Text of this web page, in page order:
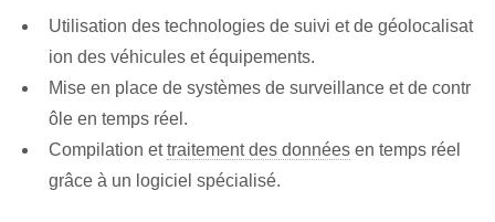
Utilisation des technologies de suivi et de géolocalisat
ion des véhicules et équipements.
Mise en place de systèmes de surveillance et de contr
ôle en temps réel.
Compilation ettraitement des données en temps réel
grâce à un logiciel spécialisé.